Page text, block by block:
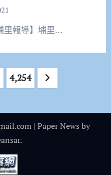
埔里報導】埔里…
4,254
| Paper News by
.